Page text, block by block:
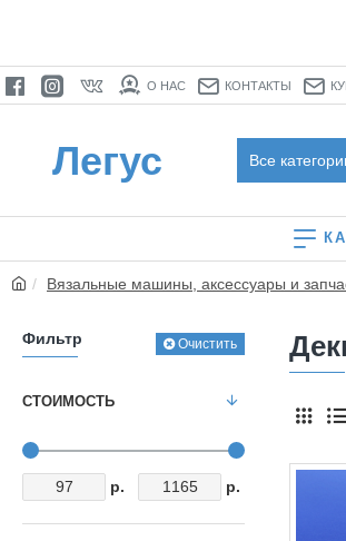
О НАС КОНТАКТЫ
Легус Все
Вязальные машины, аксессуары и
Фильтр Очистить
СТОИМОСТЬ
р. р.